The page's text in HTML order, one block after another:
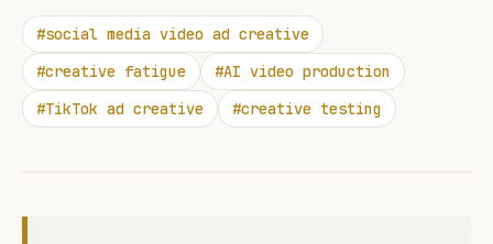
#social media video ad creative
#creative fatigue #AI video production
#TikTok ad creative #creative testing